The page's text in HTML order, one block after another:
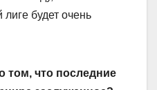
будет очень
том, что последние